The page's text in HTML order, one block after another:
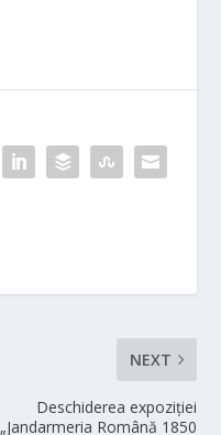
NEXT
Deschiderea expoziției
„Jandarmeria Română 1850